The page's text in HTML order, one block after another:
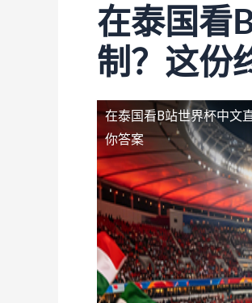
在泰国看
制？这份
在泰国看B站世界杯中文
你答案